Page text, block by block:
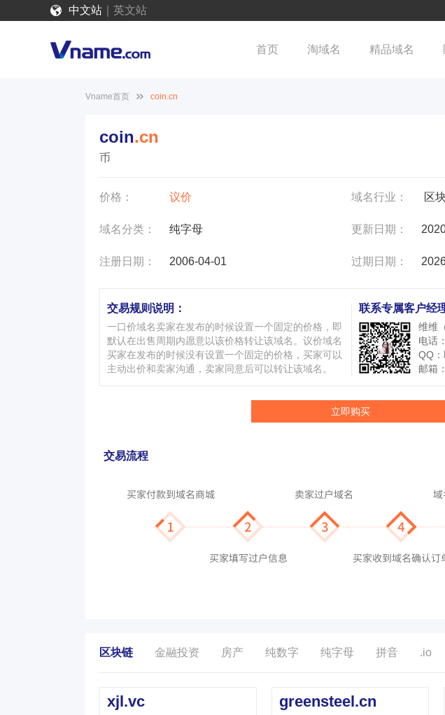
中文站 英文站
首页 淘域名 精品域名
Vname首页 coin.cn
coin.cn
币
价格： 议价 域名行业： 区
域名分类： 纯字母 更新日期：
注册日期： 2006-04-01 过期日期：
交易规则说明：
一口价域名卖家在发布的时候设置一个固定的价格，即
默认在出售周期内愿意以该价格转让该域名。议价域名
买家在发布的时候没有设置一个固定的价格，买家可以
主动出价和卖家沟通，卖家同意后可以转让该域名。
联系专属客户经
维维
电话
QQ：
邮箱：
立即购买
交易流程
区块链 金融投资 房产 纯数字 纯字母 拼音 .io
xjl.vc greensteel.cn